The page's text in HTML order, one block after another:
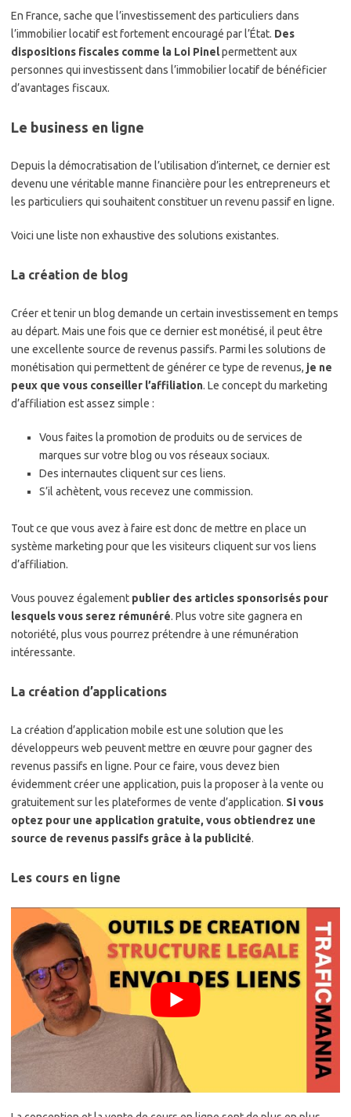
En France, sache que l’investissement des particuliers dans
l’immobilier locatif est fortement encouragé par l’État. Des
dispositions fiscales comme la Loi Pinelpermettent aux
personnes qui investissent dans l’immobilier locatif de bénéficier
d’avantages fiscaux.
Le business en ligne
Depuis la démocratisation de l’utilisation d’internet, ce dernier est
devenu une véritable manne financière pour les entrepreneurs et
les particuliers qui souhaitent constituer un revenu passif en ligne.
Voici une liste non exhaustive des solutions existantes.
La création de blog
Créer et tenir un blog demande un certain investissement en temps
au départ. Mais une fois que ce dernier est monétisé, il peut être
une excellente source de revenus passifs. Parmi les solutions de
monétisation qui permettent de générer ce type de revenus, je ne
peux que vous conseiller l’affiliation. Le concept du marketing
d’affiliation est assez simple :
Vous faites la promotion de produits ou de services de
marques sur votre blog ou vos réseaux sociaux.
Des internautes cliquent sur ces liens.
S’il achètent, vous recevez une commission.
Tout ce que vous avez à faire est donc de mettre en place un
système marketing pour que les visiteurs cliquent sur vos liens
d’affiliation.
Vous pouvez également publier des articles sponsorisés pour
lesquels vous serez rémunéré. Plus votre site gagnera en
notoriété, plus vous pourrez prétendre à une rémunération
intéressante.
La création d’applications
La création d’application mobile est une solution que les
développeurs web peuvent mettre en œuvre pour gagner des
revenus passifs en ligne. Pour ce faire, vous devez bien
évidemment créer une application, puis la proposer à la vente ou
gratuitement sur les plateformes de vente d’application. Si vous
optez pour une application gratuite, vous obtiendrez une
source de revenus passifs grâce à la publicité.
Les cours en ligne